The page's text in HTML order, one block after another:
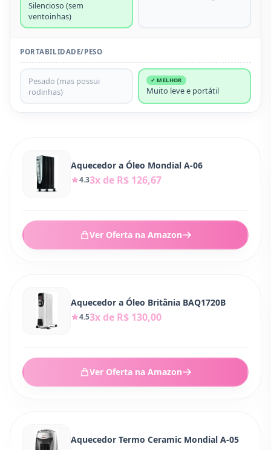
Silencioso (sem
ventoinhas)
PORTABILIDADE/PESO
Pesado (mas possui
rodinhas)
✓ MELHOR
Muito leve e portátil
Aquecedor a Óleo Mondial A-06
4.33x de R$ 126,67
Ver Oferta na Amazon
Aquecedor a Óleo Britânia BAQ1720B
4.53x de R$ 130,00
Ver Oferta na Amazon
Aquecedor Termo Ceramic Mondial A-05